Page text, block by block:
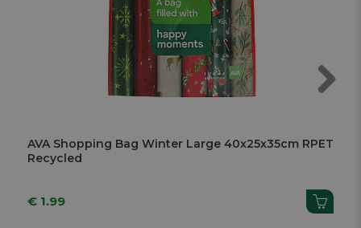
AVA Shopping Bag Winter Large 40x25x35cm RPET
Recycled
€ 1.99